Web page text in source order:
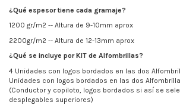
¿Qué espesor tiene cada gramaje?
1200 gr/m2 -- Altura de 9-10mm aprox
2200gr/m2 -- Altura de 12-13mm aprox
¿Qué se incluye por KIT de Alfombrillas?
4 Unidades con logos bordados en las dos
Unidades con logos bordados en las dos
(Conductor y copiloto, logos bordados si así se
desplegables superiores)